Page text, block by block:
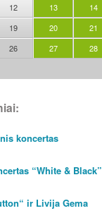
12 13 14
19 20 21
26 27 28
koncertas
“White & Black”
ir Livija Gema